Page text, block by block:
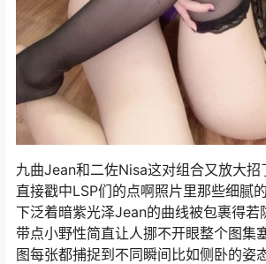
九曲Jean和二佐Nisa这对组合又放大招
直接戳中LSP们的点啊照片里那些细腻
下泛着暗紫光泽Jean的曲线被包裹得若
带点小野性简直让人挪不开眼整个图集
图每张都捕捉到不同瞬间比如侧卧的姿